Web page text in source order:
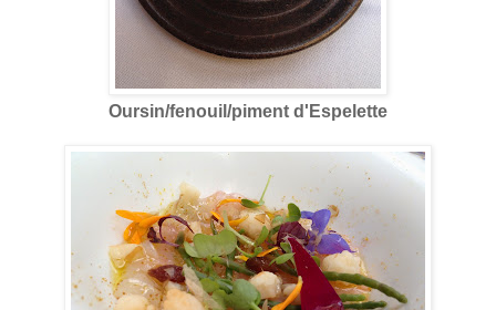
Oursin/fenouil/piment d'Espelette